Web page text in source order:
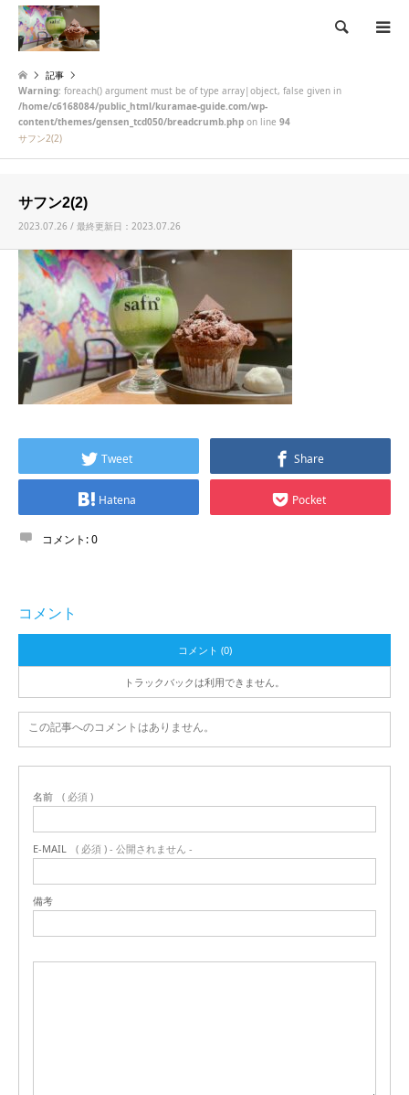
検索
記事
Warning: foreach() argument must be of type array|object, false given in
/home/c6168084/public_html/kuramae-guide.com/wp-
content/themes/gensen_tcd050/breadcrumb.php on line 94
サフン2(2)
サフン2(2)
2023.07.26 / 最終更新日：2023.07.26
Tweet Share
Hatena Pocket
コメント:0
コメント
コメント (0)
トラックバックは利用できません。
この記事へのコメントはありません。
名前 ( 必須 )
E-MAIL ( 必須 ) - 公開されません -
備考